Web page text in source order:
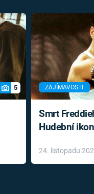
5 ZAJÍMAVOSTI
Smrt
Hudební
léky
24. listopadu